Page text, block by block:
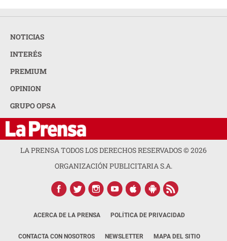
NOTICIAS
INTERÉS
PREMIUM
OPINION
GRUPO OPSA
LA PRENSA TODOS LOS DERECHOS RESERVADOS ©2026
ORGANIZACIÓN PUBLICITARIA S.A.
ACERCA DE LA PRENSA POLÍTICA DE PRIVACIDAD
CONTACTA CON NOSOTROS NEWSLETTER MAPA DEL SITIO